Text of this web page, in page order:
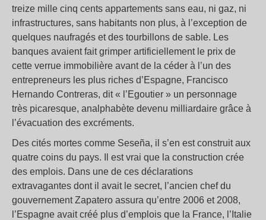
treize mille cinq cents appartements sans eau, ni gaz, ni
infrastructures, sans habitants non plus, à l’exception de
quelques naufragés et des tourbillons de sable. Les
banques avaient fait grimper artificiellement le prix de
cette verrue immobilière avant de la céder à l’un des
entrepreneurs les plus riches d’Espagne, Francisco
Hernando Contreras, dit « l’Egoutier » un personnage
très picaresque, analphabète devenu milliardaire grâce à
l’évacuation des excréments.
Des cités mortes comme Seseña, il s’en est construit aux
quatre coins du pays. Il est vrai que la construction crée
des emplois. Dans une de ces déclarations
extravagantes dont il avait le secret, l’ancien chef du
gouvernement Zapatero assura qu’entre 2006 et 2008,
l’Espagne avait créé plus d’emplois que la France, l’Italie